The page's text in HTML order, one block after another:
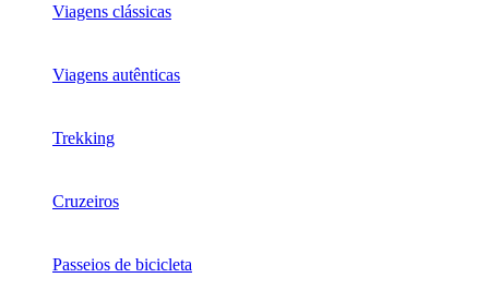
Viagens clássicas
Viagens autênticas
Trekking
Cruzeiros
Passeios de bicicleta